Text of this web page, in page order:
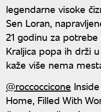
legendarne visoke
Sen Loran,
21 godinu za
Kraljica popa ih drži
kaže više nema
@roccoccicone
Home, Filled With